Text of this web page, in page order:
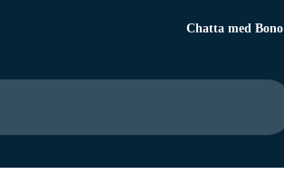
Chatta med Bono